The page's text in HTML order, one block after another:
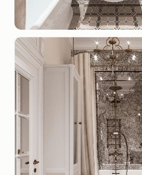
Персональные данные
Политика конфиденциальности
г. Москва, ул. Ямского Поля 26
г. Иркутск, ул. Ширямова 32
Мессенджер MAX
+ 7 (950) 139-82-28
ДАВАЙТЕОБСУДИМ
ВАШ ПРОЕКТ?
Обсудить проект